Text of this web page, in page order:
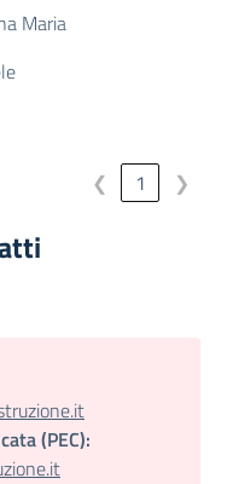
Maria
❮
1 ❯
(PEC):